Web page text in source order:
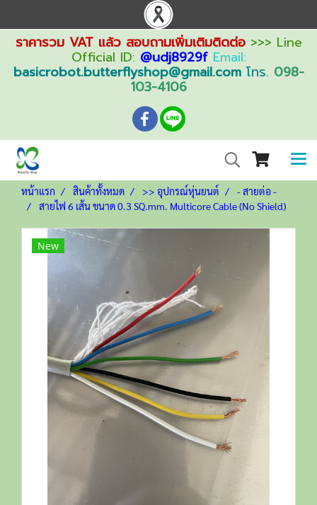
ราคารวม VAT แล้ว สอบถามเพิ่มเติมติดต่อ>>> Line
Official ID: @udj8929f Email:
basicrobot.butterflyshop@gmail.comโทร. 098-
103-4106
หน้าแรก สินค้าทั้งหมด >> อุปกรณ์หุ่นยนต์
- สายต่อ -
สายไฟ 6 เส้น ขนาด 0.3 SQ.mm. Multicore Cable (No Shield)
New